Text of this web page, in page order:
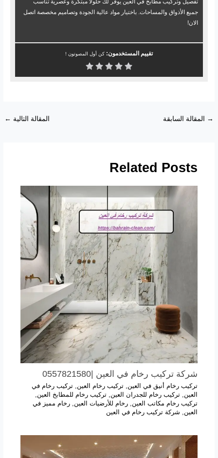
تفصيل وتركيب مطابخ في العين يوفر لك حلولاً مبتكرة وعصرية تناسب
جميع الأذواق والمساحات. باختيار مواد عالية الجودة وتصاميم مخصصة اتصل
الان!
تقييم المستخدمون: كن أول المصوتون !
→ المقالة السابقة المقالة التالية ←
Related Posts
شركة تركيب رخام في العين |0557821580
تركيب رخام أنيق في العين تركيب رخام العين تركيب رخام في
العين تركيب رخام للجدران العين تركيب رخام للمطابخ العين
تركيب رخام مكاتب العين رخام للأرضيات العين رخام مميز في
العين
شركة تركيب رخام في العين